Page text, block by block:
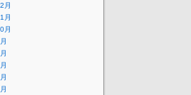
月
月
月